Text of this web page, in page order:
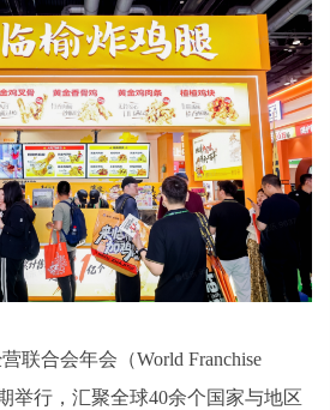
联合会年会（World Franchise
举行，汇聚全球40余个国家与地区